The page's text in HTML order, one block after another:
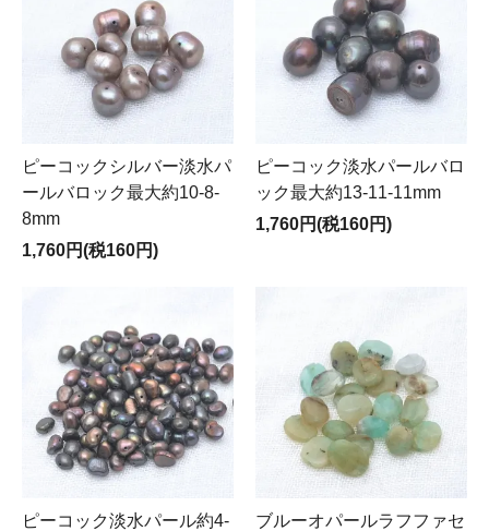
ピーコックシルバー淡水パ
ールバロック最大約10-8-
8mm
1,760円(税160円)
ピーコック淡水パールバロ
ック最大約13-11-11mm
1,760円(税160円)
ピーコック淡水パール約4-
ブルーオパールラフファセ